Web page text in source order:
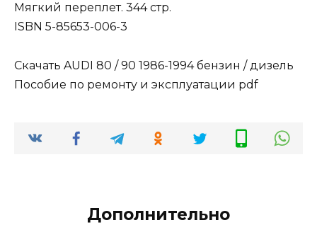
Мягкий переплет. 344 стр.
ISBN 5-85653-006-3
Скачать AUDI 80 / 90 1986-1994 бензин / дизель
Пособие по ремонту и эксплуатации pdf
Дополнительно